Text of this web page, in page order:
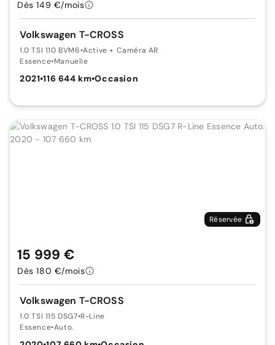
Volkswagen T-CROSS
1.0 TSI 110 BVM6•Active + Caméra AR
Essence•Manuelle
2021•116 644 km•Occasion
Dès 149 €/mois
Réservée
Volkswagen T-CROSS
1.0 TSI 115 DSG7•R-Line
Essence•Auto.
15 999 €
Dès 180 €/mois